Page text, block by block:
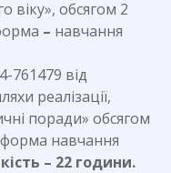
віку», обсягом 2
– навчання
761479 від
реалізації,
поради» обсягом
навчання
– 22 години.